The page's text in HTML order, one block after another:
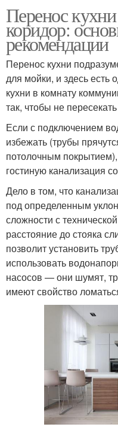
Перенос
коридор:
рекомендации
Перенос кухни
для мойки, и здесь есть
кухни в комнату
так, чтобы не
Если с подключением
избежать (трубы
потолочным
гостиную канализация
Дело в том, что
под определенным
сложности с
расстояние до стояка
позволит установить
использовать
насосов — они шумят,
имеют свойство